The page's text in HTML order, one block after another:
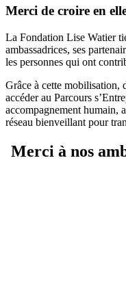
Merci de croire en
La Fondation Lise Watier
ambassadrices, ses
les personnes qui ont
Grâce à cette mobilisation,
accéder au Parcours
accompagnement humain,
réseau bienveillant pour
Merci à nos